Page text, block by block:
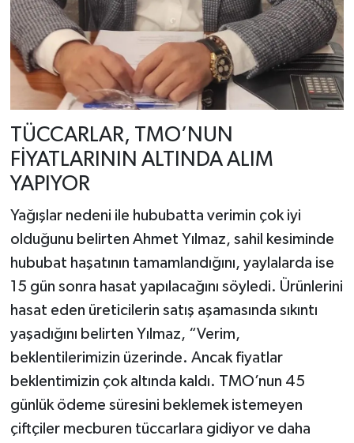
TÜCCARLAR, TMO’NUN
FİYATLARININ ALTINDA ALIM
YAPIYOR
Yağışlar nedeni ile hububatta verimin çok iyi
olduğunu belirten Ahmet Yılmaz, sahil kesiminde
hububat haşatının tamamlandığını, yaylalarda ise
15 gün sonra hasat yapılacağını söyledi. Ürünlerini
hasat eden üreticilerin satış aşamasında sıkıntı
yaşadığını belirten Yılmaz, “Verim,
beklentilerimizin üzerinde. Ancak fiyatlar
beklentimizin çok altında kaldı. TMO’nun 45
günlük ödeme süresini beklemek istemeyen
çiftçiler mecburen tüccarlara gidiyor ve daha